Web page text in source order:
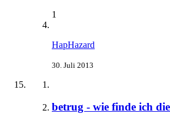
1
HapHazard
30. Juli 2013
betrug - wie finde ich